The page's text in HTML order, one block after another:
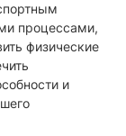
процессами,
физические
и